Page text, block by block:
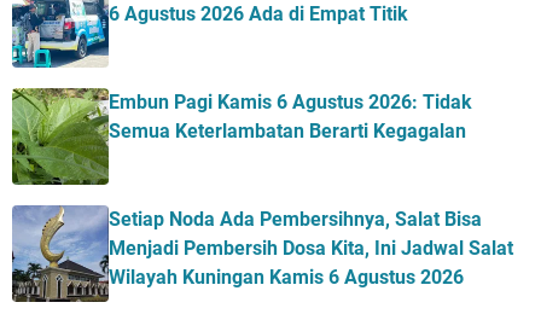
6 Agustus 2026 Ada di Empat Titik
Embun Pagi Kamis 6 Agustus 2026: Tidak
Semua Keterlambatan Berarti Kegagalan
Setiap Noda Ada Pembersihnya, Salat Bisa
Menjadi Pembersih Dosa Kita, Ini Jadwal Salat
Wilayah Kuningan Kamis 6 Agustus 2026